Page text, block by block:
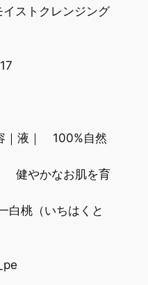
ストクレンジング
｜液｜ 100%自然
やかなお肌を育
白桃（いちはくと